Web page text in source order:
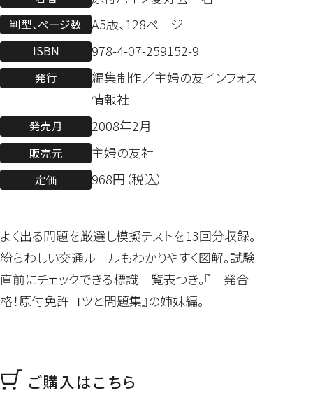
判型、ページ数 A5版、128ページ
ISBN 978-4-07-259152-9
発行 編集制作／主婦の友インフォス
情報社
発売月 2008年2月
販売元 主婦の友社
定価 968円（税込）
よく出る問題を厳選し模擬テストを13回分収録。
紛らわしい交通ルールもわかりやすく図解。試験
直前にチェックできる標識一覧表つき。『一発合
格！原付免許コツと問題集』の姉妹編。
ご購入はこちら